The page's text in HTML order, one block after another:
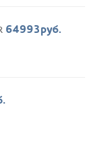
64993руб.